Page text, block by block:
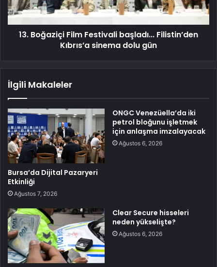
13. Boğaziçi Film Festivali başladı... Filistin’den
Kıbrıs’a sinema dolu gün
İlgili Makaleler
Bursa’da Dijital Pazaryeri
Etkinliği
Ağustos 7, 2026
ONGC Venezüella’da iki
petrol bloğunu işletmek
için anlaşma imzalayacak
Ağustos 6, 2026
Clear Secure hisseleri
neden yükselişte?
Ağustos 6, 2026